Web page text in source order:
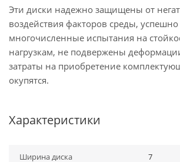
Эти диски надежно защищены от
воздействия факторов среды,
многочисленные испытания на
нагрузкам, не подвержены
затраты на приобретение
окупятся.
Характеристики
Ширина диска 7